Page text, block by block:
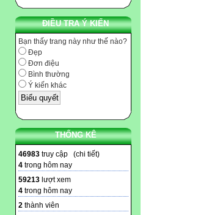
ĐIỀU TRA Ý KIẾN
Bạn thấy trang này như thế nào?
Đẹp
Đơn điệu
Bình thường
Ý kiến khác
THỐNG KÊ
46983 truy cập (chi tiết)
4 trong hôm nay
59213 lượt xem
4 trong hôm nay
2 thành viên